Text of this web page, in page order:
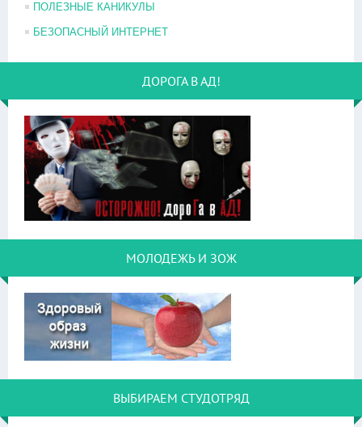
ПОЛЕЗНЫЕ КАНИКУЛЫ
БЕЗОПАСНЫЙ ИНТЕРНЕТ
ДОРОГА В АД!
МОЛОДЕЖЬ И ЗОЖ
ВЫБИРАЕМ СТУДОТРЯД